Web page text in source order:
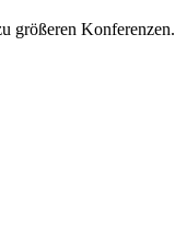
größeren Konferenzen.